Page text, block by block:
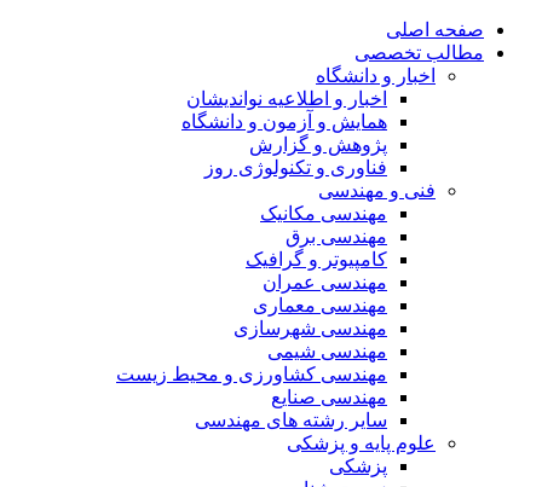
صفحه اصلی
مطالب تخصصی
اخبار و دانشگاه
اخبار و اطلاعیه نواندیشان
همایش و آزمون و دانشگاه
پژوهش و گزارش
فناوری و تکنولوژی روز
فنی و مهندسی
مهندسی مکانیک
مهندسی برق
کامپیوتر و گرافیک
مهندسی عمران
مهندسی معماری
مهندسی شهرسازی
مهندسی شیمی
مهندسی کشاورزی و محیط زیست
مهندسی صنایع
سایر رشته های مهندسی
علوم پایه و پزشکی
پزشکی